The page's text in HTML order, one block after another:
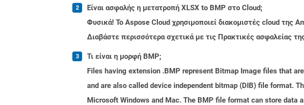
Είναι ασφαλής η μετατροπή XLSX to BMP στο Cloud;
Φυσικά! Το Aspose Cloud χρησιμοποιεί διακομιστές cloud της
Διαβάστε περισσότερα σχετικά με τις Πρακτικές ασφαλείας
Τι είναι η μορφή BMP;
Files having extension .BMP represent Bitmap Image files that
and are also called device independent bitmap (DIB) file format.
Microsoft Windows and Mac. The BMP file format can store